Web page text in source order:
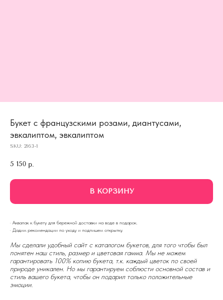
Букет с французскими розами, диантусами,
эвкалиптом, эвкалиптом
SKU: 2163-1
5 150 р.
В КОРЗИНУ
· Аквапак к букету для бережной доставки на воде в подарок.
· Дадим рекомендации по уходу и подпишем открытку.
Мы сделали удобный сайт с каталогом букетов, для того чтобы был
понятен наш стиль, размер и цветовая гамма. Мы не можем
гарантировать 100% копию букета, т.к. каждый цветок по своей
природе уникален. Но мы гарантируем соблюсти основной состав и
стиль вашего букета, чтобы он подарил только положительные
эмоции.